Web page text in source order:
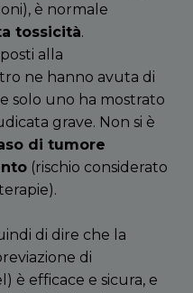
è normale
tossicità.
alla
ne hanno avuta di
solo uno ha mostrato
grave. Non si è
di tumore
(rischio considerato
di dire che la
di
è efficace e sicura, e